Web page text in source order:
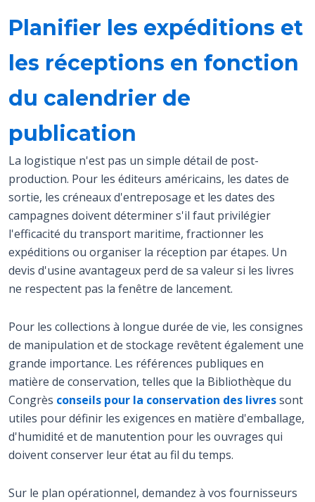
Planifier les expéditions et
les réceptions en fonction
du calendrier de
publication
La logistique n'est pas un simple détail de post-
production. Pour les éditeurs américains, les dates de
sortie, les créneaux d'entreposage et les dates des
campagnes doivent déterminer s'il faut privilégier
l'efficacité du transport maritime, fractionner les
expéditions ou organiser la réception par étapes. Un
devis d'usine avantageux perd de sa valeur si les livres
ne respectent pas la fenêtre de lancement.
Pour les collections à longue durée de vie, les consignes
de manipulation et de stockage revêtent également une
grande importance. Les références publiques en
matière de conservation, telles que la Bibliothèque du
Congrès conseils pour la conservation des livressont
utiles pour définir les exigences en matière d'emballage,
d'humidité et de manutention pour les ouvrages qui
doivent conserver leur état au fil du temps.
Sur le plan opérationnel, demandez à vos fournisseurs